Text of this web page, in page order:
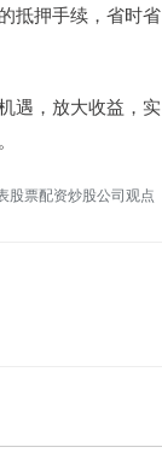
抵押手续，省时省
遇，放大收益，实
股票配资炒股公司观点